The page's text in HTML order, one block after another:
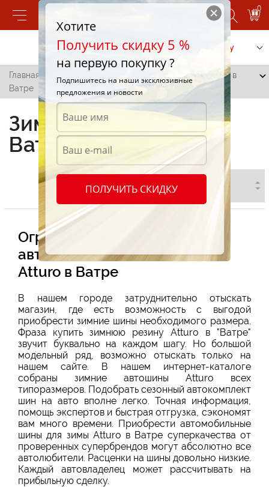
0
Позвонить Заказать услугу
Главная /
Зимние шины Atturo в
Ватре
Зимние шины Atturo в
Ватре
Огромный модельный ряд
автомобильных зимних шин
Atturo в Ватре
В нашем городе затруднительно отыскать
магазин, где есть возможность с выгодой
приобрести зимние шины необходимого размера.
Фраза купить зимнюю резину Atturo в "Ватре"
звучит буквально на каждом шагу. Но большой
модельный ряд, возможно отыскать только на
нашем сайте. В нашем интернет-каталоге
собраны зимние автошины Atturo всех
типоразмеров. Подобрать сезонный автокомплект
шин на авто вполне легко. Точная информация,
помощь экспертов и быстрая отгрузка, сэкономят
вам много времени. Приобрести автомобильные
шины для зимы Atturo в Ватре суперкачества от
проверенных супербрендов могут абсолютно все
автолюбители. Расценки на шины довольно низкие.
Каждый автовладелец может рассчитывать на
прибыльную сделку.
Хотите
Получить скидку 5 %
на первую покупку ?
Подпишитесь на наши эксклюзивные
предложения и новости
ПОЛУЧИТЬ СКИДКУ